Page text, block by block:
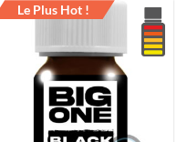
Le Plus Hot !